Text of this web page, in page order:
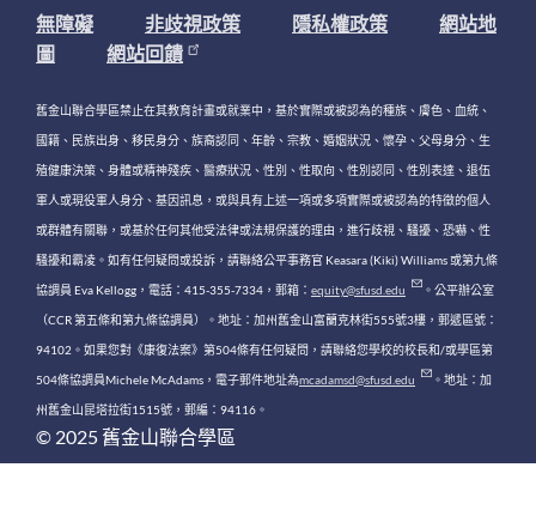
無障礙 非歧視政策 隱私權政策
網站地
圖
網站回饋
舊金山聯合學區禁止在其教育計畫或就業中，基於實際或被認為的種族、膚色、血統、
國籍、民族出身、移民身分、族裔認同、年齡、宗教、婚姻狀況、懷孕、父母身分、生
殖健康決策、身體或精神殘疾、醫療狀況、性別、性取向、性別認同、性別表達、退伍
軍人或現役軍人身分、基因訊息，或與具有上述一項或多項實際或被認為的特徵的個人
或群體有關聯，或基於任何其他受法律或法規保護的理由，進行歧視、騷擾、恐嚇、性
騷擾和霸凌。如有任何疑問或投訴，請聯絡公平事務官 Keasara (Kiki) Williams 或第九條
協調員 Eva Kellogg，電話：415-355-7334，郵箱： equity@sfusd.edu 。公平辦公室
（CCR 第五條和第九條協調員）。地址：加州舊金山富蘭克林街555號3樓，郵遞區號：
94102。如果您對《康復法案》第504條有任何疑問，請聯絡您學校的校長和/或學區第
504條協調員Michele McAdams，電子郵件地址為mcadamsd@sfusd.edu 。地址：加
州舊金山昆塔拉街1515號，郵編：94116。
© 2025 舊金山聯合學區